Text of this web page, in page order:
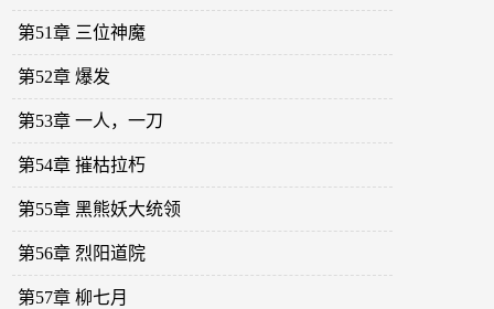
第51章 三位神魔
第52章 爆发
第53章 一人，一刀
第54章 摧枯拉朽
第55章 黑熊妖大统领
第56章 烈阳道院
第57章 柳七月